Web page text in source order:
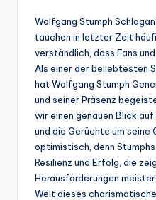
Wolfgang Stumph
tauchen in letzter Zeit
verständlich, dass Fans
Als einer der beliebtesten
hat Wolfgang Stumph
und seiner Präsenz
wir einen genauen Blick
und die Gerüchte um seine
optimistisch, denn
Resilienz und Erfolg, die
Herausforderungen
Welt dieses